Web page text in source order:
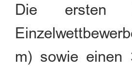
Die ersten
m) sowie einen